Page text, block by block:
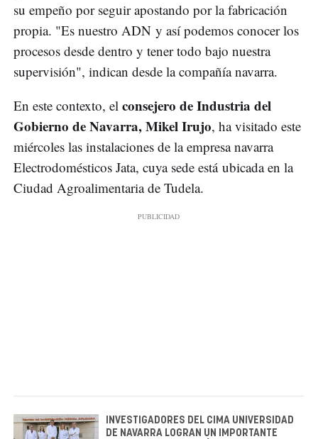
su empeño por seguir apostando por la fabricación
propia. "Es nuestro ADN y así podemos conocer los
procesos desde dentro y tener todo bajo nuestra
supervisión", indican desde la compañía navarra.
En este contexto, el consejero de Industria del
Gobierno de Navarra, Mikel Irujo, ha visitado este
miércoles las instalaciones de la empresa navarra
Electrodomésticos Jata, cuya sede está ubicada en la
Ciudad Agroalimentaria de Tudela.
INVESTIGADORES DEL CIMA UNIVERSIDAD
DE NAVARRA LOGRAN UN IMPORTANTE